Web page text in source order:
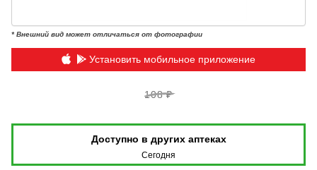
* Внешний вид может отличаться от фотографии
Установить мобильное приложение
108 ₽
Доступно в других аптеках
Сегодня